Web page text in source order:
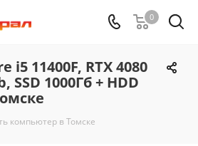
0
11400F, RTX 4080
SSD 1000Гб + HDD
компьютер в Томске